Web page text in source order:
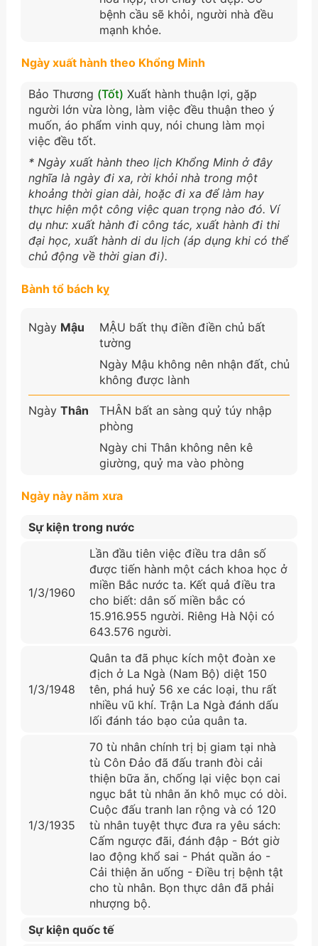
bệnh cầu sẽ khỏi, người nhà đều
mạnh khỏe.
Ngày xuất hành theo Khổng Minh
Bảo Thương (Tốt) Xuất hành thuận lợi, gặp
người lớn vừa lòng, làm việc đều thuận theo ý
muốn, áo phẩm vinh quy, nói chung làm mọi
việc đều tốt.
* Ngày xuất hành theo lịch Khổng Minh ở đây
nghĩa là ngày đi xa, rời khỏi nhà trong một
khoảng thời gian dài, hoặc đi xa để làm hay
thực hiện một công việc quan trọng nào đó. Ví
dụ như: xuất hành đi công tác, xuất hành đi thi
đại học, xuất hành di du lịch (áp dụng khi có thể
chủ động về thời gian đi).
Bành tổ bách kỵ
Ngày Mậu
MẬU bất thụ điền điền chủ bất
tường
Ngày Mậu không nên nhận đất, chủ
không được lành
Ngày Thân
THÂN bất an sàng quỷ túy nhập
phòng
Ngày chi Thân không nên kê
giường, quỷ ma vào phòng
Ngày này năm xưa
Sự kiện trong nước
1/3/1960
Lần đầu tiên việc điều tra dân số
được tiến hành một cách khoa học ở
miền Bắc nước ta. Kết quả điều tra
cho biết: dân số miền bắc có
15.916.955 người. Riêng Hà Nội có
643.576 người.
1/3/1948
Quân ta đã phục kích một đoàn xe
địch ở La Ngà (Nam Bộ) diệt 150
tên, phá huỷ 56 xe các loại, thu rất
nhiều vũ khí. Trận La Ngà đánh dấu
lối đánh táo bạo của quân ta.
1/3/1935
70 tù nhân chính trị bị giam tại nhà
tù Côn Đảo đã đấu tranh đòi cải
thiện bữa ǎn, chống lại việc bọn cai
ngục bắt tù nhân ǎn khô mục có dòi.
Cuộc đấu tranh lan rộng và có 120
tù nhân tuyệt thực đưa ra yêu sách:
Cấm ngược đãi, đánh đập - Bớt giờ
lao động khổ sai - Phát quần áo -
Cải thiện ǎn uống - Điều trị bệnh tật
cho tù nhân. Bọn thực dân đã phải
nhượng bộ.
Sự kiện quốc tế